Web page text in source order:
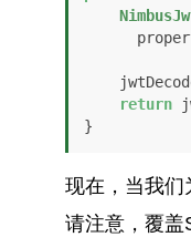
return
现在，当我们
请注意，覆盖